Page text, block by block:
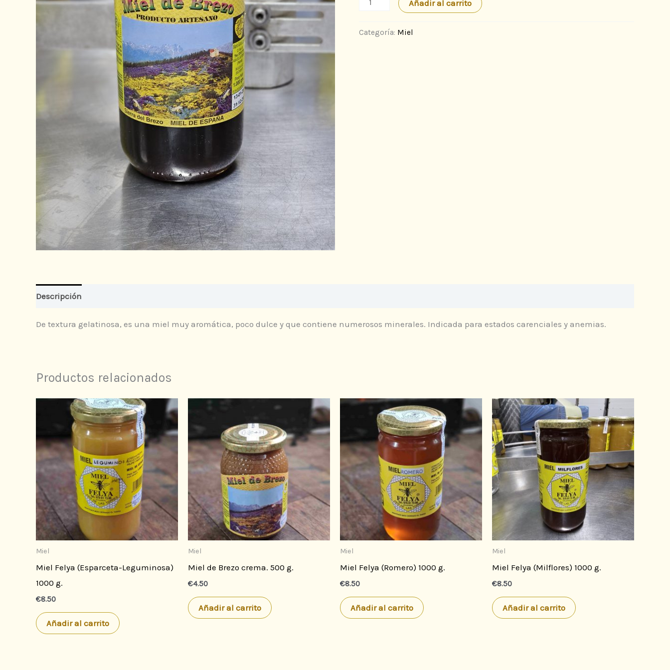
Brezo
Añadir al carrito
Categoría: Miel
Descripción
De textura gelatinosa, es una miel muy aromática, poco dulce y que contiene numerosos minerales. Indicada para estados carenciales y anemias.
Productos relacionados
Miel
Miel Felya (Esparceta-Leguminosa)
1000 g.
€8.50
Añadir al carrito
Miel
Miel de Brezo crema. 500 g.
€4.50
Añadir al carrito
Miel
Miel Felya (Romero) 1000 g.
€8.50
Añadir al carrito
Miel
Miel Felya (Milflores) 1000 g.
€8.50
Añadir al carrito